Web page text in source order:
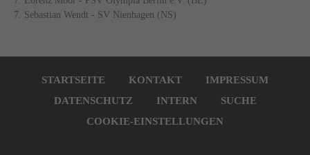
7. Sebastian Wendt - SV Nienhagen (NS)
überspringenSTARTSEITE KONTAKT
IMPRESSUM
DATENSCHUTZ
INTERN
SUCHE
COOKIE-EINSTELLUNGEN